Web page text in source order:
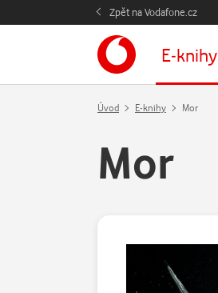
Zpět na Vodafone.cz
E-knihy
Úvod E-knihy Mor
Mor